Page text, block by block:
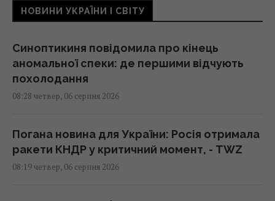
НОВИНИ УКРАЇНИ І СВІТУ
Синоптикиня повідомила про кінець
аномальної спеки: де першими відчують
похолодання
08:28 четвер, 06 серпня 2026
Погана новина для України: Росія отримала
ракети КНДР у критичний момент, - TWZ
08:19 четвер, 06 серпня 2026